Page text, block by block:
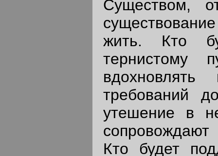
Существом,
жить. Кто
тернистому
требований
утешение в
Кто будет